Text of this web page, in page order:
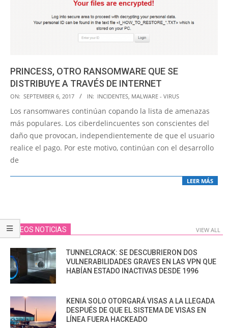
PRINCESS, OTRO RANSOMWARE QUE SE
DISTRIBUYE A TRAVÉS DE INTERNET
2017-
09-
06
ON: SEPTEMBER 6, 2017 IN: INCIDENTES MALWARE - VIRUS
Los ransomwares continúan copando la lista de amenazas
más populares. Los ciberdelincuentes son conscientes del
daño que provocan, independientemente de que el usuario
realice el pago. Por este motivo, continúan con el desarrollo
de
LEER MÁS
VIDEOS NOTICIAS VIEW ALL
TUNNELCRACK: SE DESCUBRIERON DOS
VULNERABILIDADES GRAVES EN LAS VPN QUE
HABÍAN ESTADO INACTIVAS DESDE 1996
KENIA SOLO OTORGARÁ VISAS A LA LLEGADA
DESPUÉS DE QUE EL SISTEMA DE VISAS EN
LÍNEA FUERA HACKEADO